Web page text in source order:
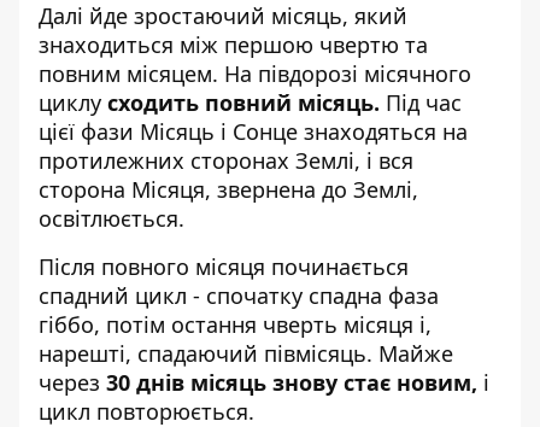
Далі йде зростаючий місяць, який
знаходиться між першою чвертю та
повним місяцем. На півдорозі місячного
циклу сходить повний місяць. Під час
цієї фази Місяць і Сонце знаходяться на
протилежних сторонах Землі, і вся
сторона Місяця, звернена до Землі,
освітлюється.
Після повного місяця починається
спадний цикл - спочатку спадна фаза
гіббо, потім остання чверть місяця і,
нарешті, спадаючий півмісяць. Майже
через 30 днів місяць знову стає новим, і
цикл повторюється.